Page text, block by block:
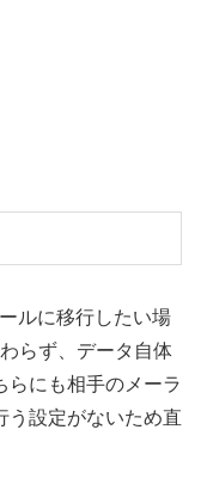
ルに移行したい場
らず、データ自体
らにも相手のメーラ
う設定がないため直